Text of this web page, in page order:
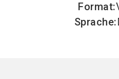
Format:
Sprache: